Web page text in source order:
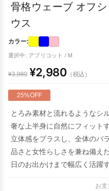
骨格ウェーブ オフ
ウス
カラー:
選択中: アプリコット / M
¥3,980 ¥2,980 （税込）
25%OFF
とろみ素材と流れるようなシ
奢な上半身に自然にフィット
立体感をプラスし、全体のバ
品さと女性らしさを兼ね備え
日のお出かけまで幅広く活躍
お